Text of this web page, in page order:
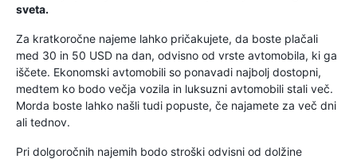
sveta.
Za kratkoročne najeme lahko pričakujete, da boste plačali
med 30 in 50 USD na dan, odvisno od vrste avtomobila, ki ga
iščete. Ekonomski avtomobili so ponavadi najbolj dostopni,
medtem ko bodo večja vozila in luksuzni avtomobili stali več.
Morda boste lahko našli tudi popuste, če najamete za več dni
ali tednov.
Pri dolgoročnih najemih bodo stroški odvisni od dolžine